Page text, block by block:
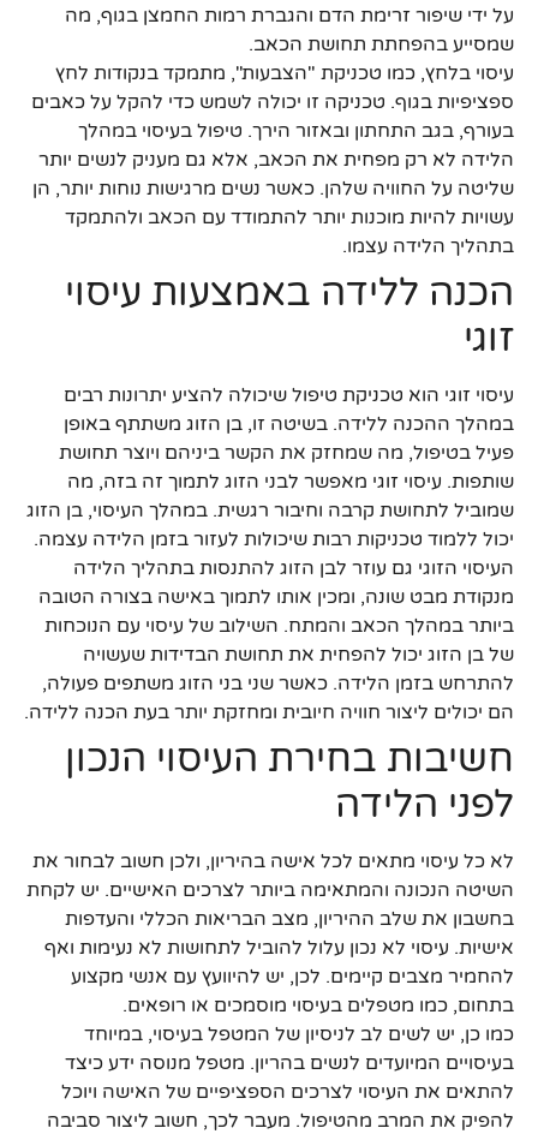
על ידי שיפור זרימת הדם והגברת רמות החמצן בגוף, מה
שמסייע בהפחתת תחושת הכאב.
עיסוי בלחץ, כמו טכניקת "הצבעות", מתמקד בנקודות לחץ
ספציפיות בגוף. טכניקה זו יכולה לשמש כדי להקל על כאבים
בעורף, בגב התחתון ובאזור הירך. טיפול בעיסוי במהלך
הלידה לא רק מפחית את הכאב, אלא גם מעניק לנשים יותר
שליטה על החוויה שלהן. כאשר נשים מרגישות נוחות יותר, הן
עשויות להיות מוכנות יותר להתמודד עם הכאב ולהתמקד
בתהליך הלידה עצמו.
הכנה ללידה באמצעות עיסוי
זוגי
עיסוי זוגי הוא טכניקת טיפול שיכולה להציע יתרונות רבים
במהלך ההכנה ללידה. בשיטה זו, בן הזוג משתתף באופן
פעיל בטיפול, מה שמחזק את הקשר ביניהם ויוצר תחושת
שותפות. עיסוי זוגי מאפשר לבני הזוג לתמוך זה בזה, מה
שמוביל לתחושת קרבה וחיבור רגשית. במהלך העיסוי, בן הזוג
יכול ללמוד טכניקות רבות שיכולות לעזור בזמן הלידה עצמה.
העיסוי הזוגי גם עוזר לבן הזוג להתנסות בתהליך הלידה
מנקודת מבט שונה, ומכין אותו לתמוך באישה בצורה הטובה
ביותר במהלך הכאב והמתח. השילוב של עיסוי עם הנוכחות
של בן הזוג יכול להפחית את תחושת הבדידות שעשויה
להתרחש בזמן הלידה. כאשר שני בני הזוג משתפים פעולה,
הם יכולים ליצור חוויה חיובית ומחזקת יותר בעת הכנה ללידה.
חשיבות בחירת העיסוי הנכון
לפני הלידה
לא כל עיסוי מתאים לכל אישה בהיריון, ולכן חשוב לבחור את
השיטה הנכונה והמתאימה ביותר לצרכים האישיים. יש לקחת
בחשבון את שלב ההיריון, מצב הבריאות הכללי והעדפות
אישיות. עיסוי לא נכון עלול להוביל לתחושות לא נעימות ואף
להחמיר מצבים קיימים. לכן, יש להיוועץ עם אנשי מקצוע
בתחום, כמו מטפלים בעיסוי מוסמכים או רופאים.
כמו כן, יש לשים לב לניסיון של המטפל בעיסוי, במיוחד
בעיסויים המיועדים לנשים בהריון. מטפל מנוסה ידע כיצד
להתאים את העיסוי לצרכים הספציפיים של האישה ויוכל
להפיק את המרב מהטיפול. מעבר לכך, חשוב ליצור סביבה